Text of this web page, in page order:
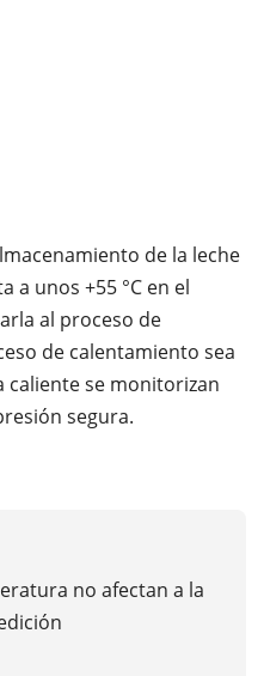
de la leche
a unos +55 °C en el
al proceso de
de calentamiento sea
caliente se monitorizan
segura.
no afectan a la